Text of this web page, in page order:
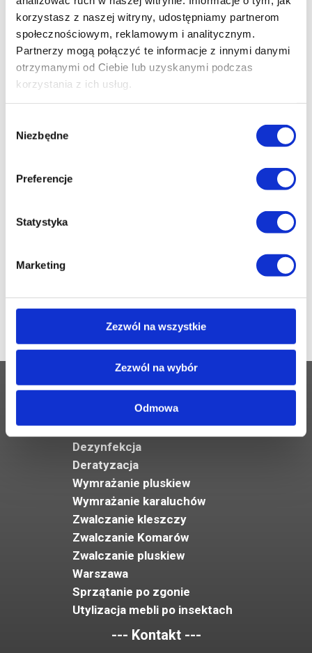
korzystasz z naszej witryny, udostępniamy partnerom
społecznościowym, reklamowym i analitycznym.
Partnerzy mogą połączyć te informacje z innymi danymi
otrzymanymi od Ciebie lub uzyskanymi podczas
korzystania z ich usług.
zgody
Niezbędne
Preferencje
Statystyka
Marketing
Zezwól na wszystkie
Zezwól na wybór
Odmowa
Zamgławianie to jedna z najefektywniejszych
metod na pozbycie się kleszczy. Wysokiej jakości
środki chemiczne są aplikowane w postaci mgły,
co zapewnia ich dotarcie do trudno dostępnych
miejsc.
OPRYSK NA KLESZCZE
przygotowany, aby szybko i skutecznie
ogrodzie. Używamy wyłącznie certyfikowanych
produktów, które są bezpieczne dla dzieci i
Skontaktuj się z Nami
Radomiu, nie czekaj! Skontaktuj się z nami
Zadbamy o Twój ogród, aby był wolny od
Dezynsekcja
Dezynfekcja
Deratyzacja
Wymrażanie pluskiew
Wymrażanie karaluchów
Zwalczanie kleszczy
Zwalczanie Komarów
Zwalczanie pluskiew
Warszawa
Sprzątanie po zgonie
Utylizacja mebli po insektach
--- Kontakt ---
--- Nasze usługi ---